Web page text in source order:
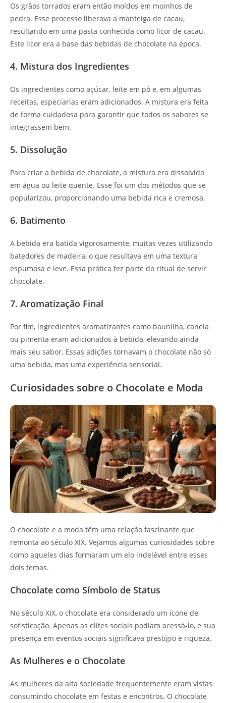
Os grãos torrados eram então moídos em moinhos de
pedra. Esse processo liberava a manteiga de cacau,
resultando em uma pasta conhecida como licor de cacau.
Este licor era a base das bebidas de chocolate na época.
4. Mistura dos Ingredientes
Os ingredientes como açúcar, leite em pó e, em algumas
receitas, especiarias eram adicionados. A mistura era feita
de forma cuidadosa para garantir que todos os sabores se
integrassem bem.
5. Dissolução
Para criar a bebida de chocolate, a mistura era dissolvida
em água ou leite quente. Esse foi um dos métodos que se
popularizou, proporcionando uma bebida rica e cremosa.
6. Batimento
A bebida era batida vigorosamente, muitas vezes utilizando
batedores de madeira, o que resultava em uma textura
espumosa e leve. Essa prática fez parte do ritual de servir
chocolate.
7. Aromatização Final
Por fim, ingredientes aromatizantes como baunilha, canela
ou pimenta eram adicionados à bebida, elevando ainda
mais seu sabor. Essas adições tornavam o chocolate não só
uma bebida, mas uma experiência sensorial.
Curiosidades sobre o Chocolate e Moda
O chocolate e a moda têm uma relação fascinante que
remonta ao século XIX. Vejamos algumas curiosidades sobre
como aqueles dias formaram um elo indelével entre esses
dois temas.
Chocolate como Símbolo de Status
No século XIX, o chocolate era considerado um ícone de
sofisticação. Apenas as elites sociais podiam acessá-lo, e sua
presença em eventos sociais significava prestígio e riqueza.
As Mulheres e o Chocolate
As mulheres da alta sociedade frequentemente eram vistas
consumindo chocolate em festas e encontros. O chocolate